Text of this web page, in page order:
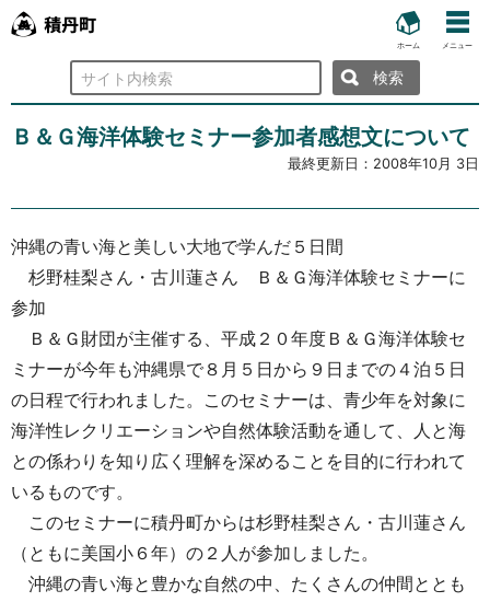
ホーム メニュー
検
索
Ｂ＆Ｇ海洋体験セミナー参加者感想文について
最終更新日： 2008年10月 3日
沖縄の青い海と美しい大地で学んだ５日間
杉野桂梨さん・古川蓮さん Ｂ＆Ｇ海洋体験セミナーに
参加
Ｂ＆Ｇ財団が主催する、平成２０年度Ｂ＆Ｇ海洋体験セ
ミナーが今年も沖縄県で８月５日から９日までの４泊５日
の日程で行われました。このセミナーは、青少年を対象に
海洋性レクリエーションや自然体験活動を通して、人と海
との係わりを知り広く理解を深めることを目的に行われて
いるものです。
このセミナーに積丹町からは杉野桂梨さん・古川蓮さん
（ともに美国小６年）の２人が参加しました。
沖縄の青い海と豊かな自然の中、たくさんの仲間ととも